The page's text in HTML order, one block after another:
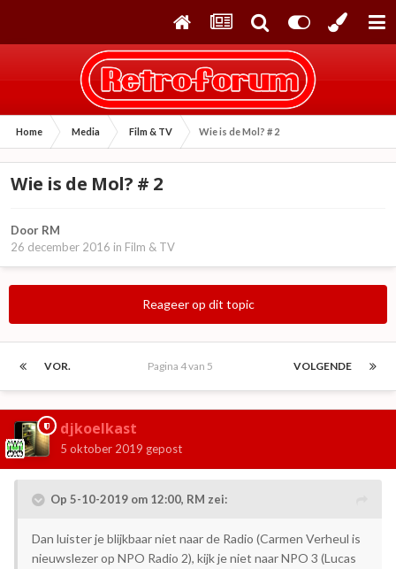
Home Media Film & TV Wie is de Mol? # 2
Wie is de Mol? # 2
Door RM
26 december 2016 in Film & TV
Reageer op dit topic
VOR. VOLGENDE
Pagina 4 van 5
djkoelkast
5 oktober 2019 gepost
Op 5-10-2019 om 12:00, RM zei:
Dan luister je blijkbaar niet naar de Radio (Carmen Verheul is
nieuwslezer op NPO Radio 2), kijk je niet naar NPO 3 (Lucas